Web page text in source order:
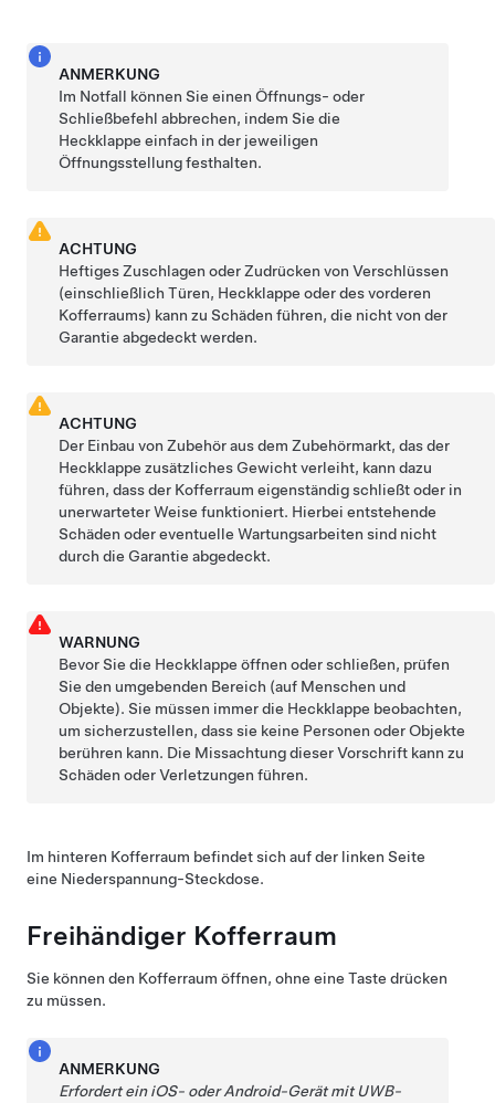
ANMERKUNG
Im Notfall können Sie einen Öffnungs- oder
Schließbefehl abbrechen, indem Sie die
Heckklappe einfach in der jeweiligen
Öffnungsstellung festhalten.
ACHTUNG
Heftiges Zuschlagen oder Zudrücken von Verschlüssen
(einschließlich Türen, Heckklappe oder des vorderen
Kofferraums) kann zu Schäden führen, die nicht von der
Garantie abgedeckt werden.
ACHTUNG
Der Einbau von Zubehör aus dem Zubehörmarkt, das der
Heckklappe zusätzliches Gewicht verleiht, kann dazu
führen, dass der Kofferraum eigenständig schließt oder in
unerwarteter Weise funktioniert. Hierbei entstehende
Schäden oder eventuelle Wartungsarbeiten sind nicht
durch die Garantie abgedeckt.
WARNUNG
Bevor Sie die Heckklappe öffnen oder schließen, prüfen
Sie den umgebenden Bereich (auf Menschen und
Objekte). Sie müssen immer die Heckklappe beobachten,
um sicherzustellen, dass sie keine Personen oder Objekte
berühren kann. Die Missachtung dieser Vorschrift kann zu
Schäden oder Verletzungen führen.
Im hinteren Kofferraum befindet sich auf der linken Seite
eine Niederspannung-Steckdose.
Freihändiger Kofferraum
Sie können den Kofferraum öffnen, ohne eine Taste drücken
zu müssen.
ANMERKUNG
Erfordert ein iOS- oder Android-Gerät mit UWB-